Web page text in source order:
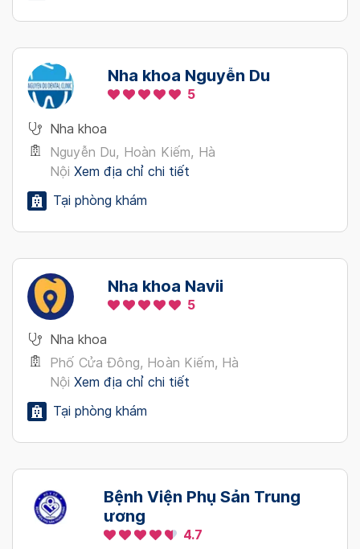
Nha khoa Nguyễn Du
5
Nha khoa
Nguyễn Du, Hoàn Kiếm, Hà
Nội Xem địa chỉ chi tiết
Tại phòng khám
Nha khoa Navii
5
Nha khoa
Phố Cửa Đông, Hoàn Kiếm, Hà
Nội Xem địa chỉ chi tiết
Tại phòng khám
Bệnh Viện Phụ Sản Trung
ương
4.7